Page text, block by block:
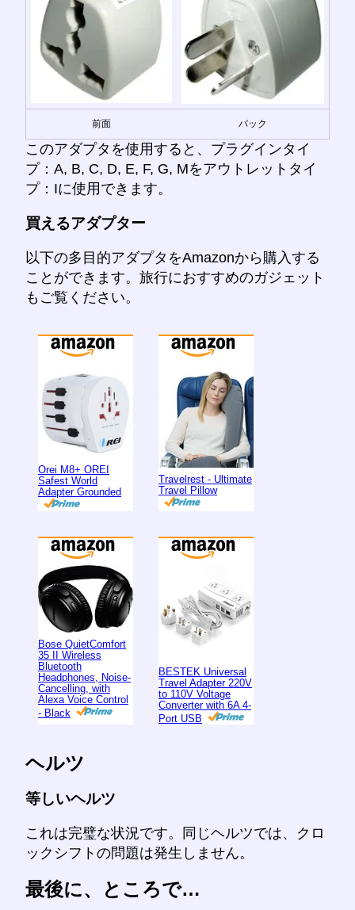
前面 バック
このアダプタを使用すると、プラグインタイ
プ：A, B, C, D, E, F, G, Mをアウトレットタイ
プ：Iに使用できます。
買えるアダプター
以下の多目的アダプタをAmazonから購入する
ことができます。旅行におすすめのガジェット
もご覧ください。
Orei M8+ OREI
Safest World
Adapter Grounded
Travelrest - Ultimate
Travel Pillow
Bose QuietComfort
35 II Wireless
Bluetooth
Headphones, Noise-
Cancelling, with
Alexa Voice Control
- Black
BESTEK Universal
Travel Adapter 220V
to 110V Voltage
Converter with 6A 4-
Port USB
ヘルツ
等しいヘルツ
これは完璧な状況です。同じヘルツでは、クロ
ックシフトの問題は発生しません。
最後に、ところで…